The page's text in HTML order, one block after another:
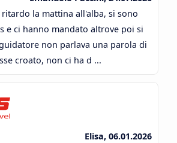
la mattina all'alba, si sono
e ci hanno mandato altrove poi si
non parlava una parola di
croato, non ci ha d ...
Elisa, 06.01.2026